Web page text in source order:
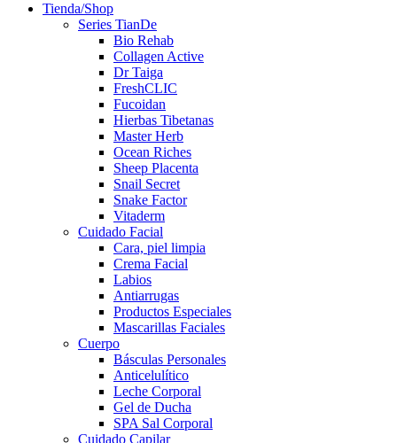
Tienda/Shop
Series TianDe
Bio Rehab
Collagen Active
Dr Taiga
FreshCLIC
Fucoidan
Hierbas Tibetanas
Master Herb
Ocean Riches
Sheep Placenta
Snail Secret
Snake Factor
Vitaderm
Cuidado Facial
Cara, piel limpia
Crema Facial
Labios
Antiarrugas
Productos Especiales
Mascarillas Faciales
Cuerpo
Básculas Personales
Anticelulítico
Leche Corporal
Gel de Ducha
SPA Sal Corporal
Cuidado Capilar